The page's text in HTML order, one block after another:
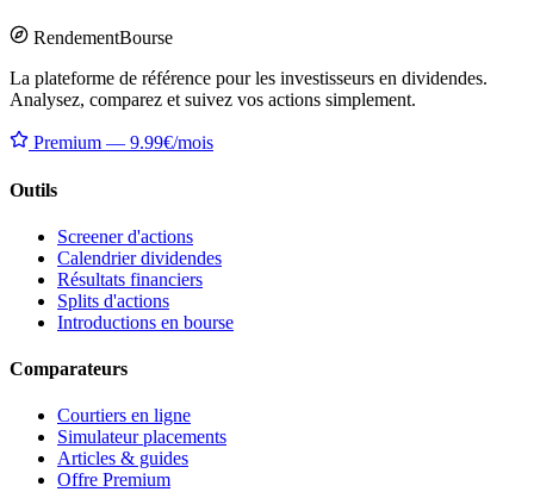
RendementBourse
La plateforme de référence pour les investisseurs en dividendes.
Analysez, comparez et suivez vos actions simplement.
Premium — 9.99€/mois
Outils
Screener d'actions
Calendrier dividendes
Résultats financiers
Splits d'actions
Introductions en bourse
Comparateurs
Courtiers en ligne
Simulateur placements
Articles & guides
Offre Premium